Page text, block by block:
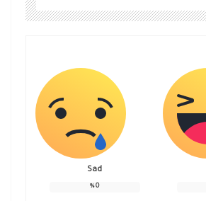
Sad
0
%